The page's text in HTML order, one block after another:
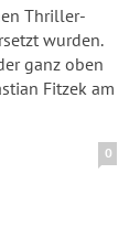
Thriller-
wurden.
ganz oben
Fitzek am
0